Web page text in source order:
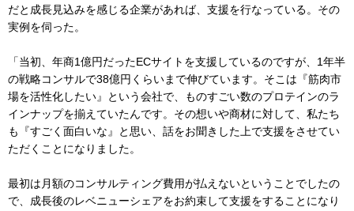
だと成長見込みを感じる企業があれば、支援を行なっている。その
実例を伺った。
「当初、年商1億円だったECサイトを支援しているのですが、1年半
の戦略コンサルで38億円くらいまで伸びています。そこは『筋肉市
場を活性化したい』という会社で、ものすごい数のプロテインのラ
インナップを揃えていたんです。その想いや商材に対して、私たち
も『すごく面白いな』と思い、話をお聞きした上で支援をさせてい
ただくことになりました。
最初は月額のコンサルティング費用が払えないということでしたの
で、成長後のレベニューシェアをお約束して支援をすることになり